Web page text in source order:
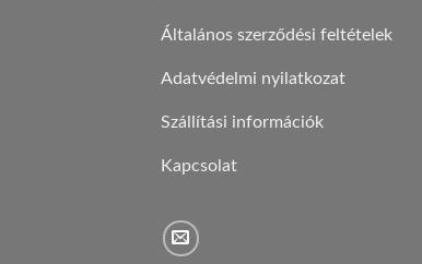
Általános szerződési feltételek
Adatvédelmi nyilatkozat
Szállítási információk
Kapcsolat